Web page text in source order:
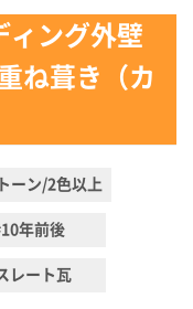
ング外壁
ね葺き（カ
ーン/2色以上
年前後
レート瓦